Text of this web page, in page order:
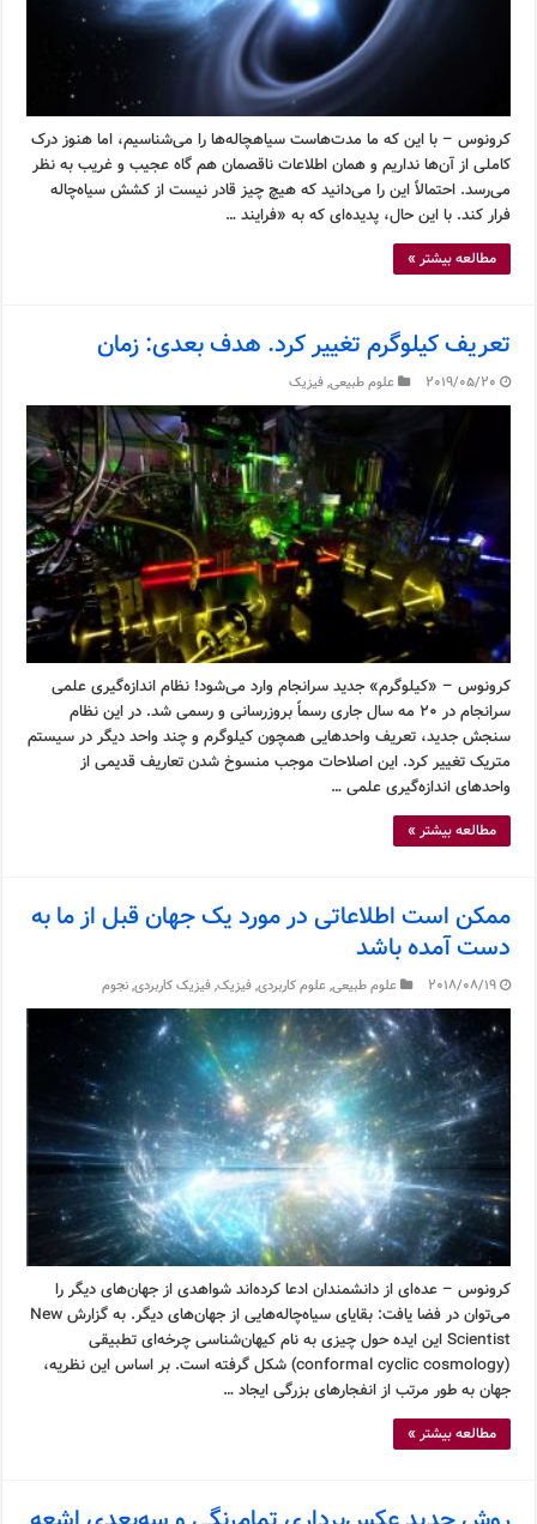
کرونوس – با این که ما مدت‌هاست سیاهچاله‌ها را می‌شناسیم، اما هنوز درک
کاملی از آن‌ها نداریم و همان اطلاعات ناقصمان هم گاه عجیب و غریب به نظر
می‌رسد. احتمالاً این را می‌دانید که هیچ چیز قادر نیست از کشش سیاه‌چاله
فرار کند. با این حال، پدیده‌ای که به «فرایند …
مطالعه بیشتر »
تعریف کیلوگرم تغییر کرد. هدف بعدی: زمان
2019/05/20 علوم طبیعی,فیزیک
کرونوس – «کیلوگرم» جدید سرانجام وارد می‌شود! نظام اندازه‌گیری علمی
سرانجام در ۲۰ مه سال جاری رسماً بروزرسانی و رسمی شد. در این نظام
سنجش جدید، تعریف واحدهایی همچون کیلوگرم و چند واحد دیگر در سیستم
متریک تغییر کرد. این اصلاحات موجب منسوخ شدن تعاریف قدیمی از
واحدهای اندازه‌گیری علمی …
مطالعه بیشتر »
ممکن است اطلاعاتی در مورد یک جهان قبل از ما به
دست آمده باشد
2018/08/19 علوم طبیعی,علوم کاربردی,فیزیک,فیزیک کاربردی,نجوم
کرونوس – عده‌ای از دانشمندان ادعا کرده‌اند شواهدی از جهان‌های دیگر را
می‌توان در فضا یافت: بقایای سیاه‌چاله‌هایی از جهان‌های دیگر. به گزارش New
Scientist این ایده حول چیزی به نام کیهان‌شناسی چرخه‌ای تطبیقی
(conformal cyclic cosmology) شکل گرفته است. بر اساس این نظریه،
جهان به طور مرتب از انفجارهای بزرگی ایجاد …
مطالعه بیشتر »